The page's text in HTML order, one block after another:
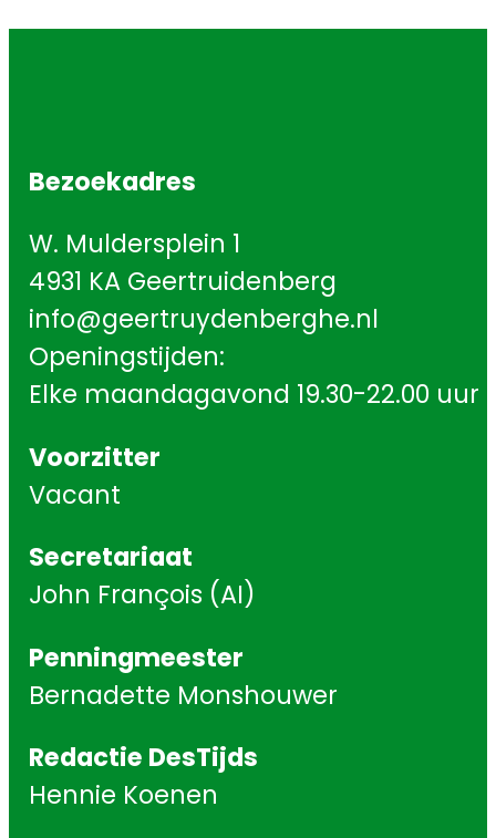
Bezoekadres
W. Muldersplein 1
4931 KA Geertruidenberg
info@geertruydenberghe.nl
Openingstijden:
Elke maandagavond 19.30-22.00 uur
Voorzitter
Vacant
Secretariaat
John François (AI)
Penningmeester
Bernadette Monshouwer
Redactie DesTijds
Hennie Koenen